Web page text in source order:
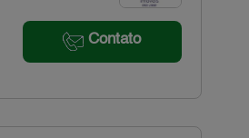
Contato